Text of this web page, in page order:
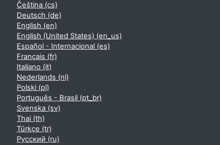
Čeština ‎(cs)‎
Deutsch ‎(de)‎
English ‎(en)‎
English (United States) ‎(en_us)‎
Español - Internacional ‎(es)‎
Français ‎(fr)‎
Italiano ‎(it)‎
Nederlands ‎(nl)‎
Polski ‎(pl)‎
Português - Brasil ‎(pt_br)‎
Svenska ‎(sv)‎
Thai ‎(th)‎
Türkçe ‎(tr)‎
Русский ‎(ru)‎